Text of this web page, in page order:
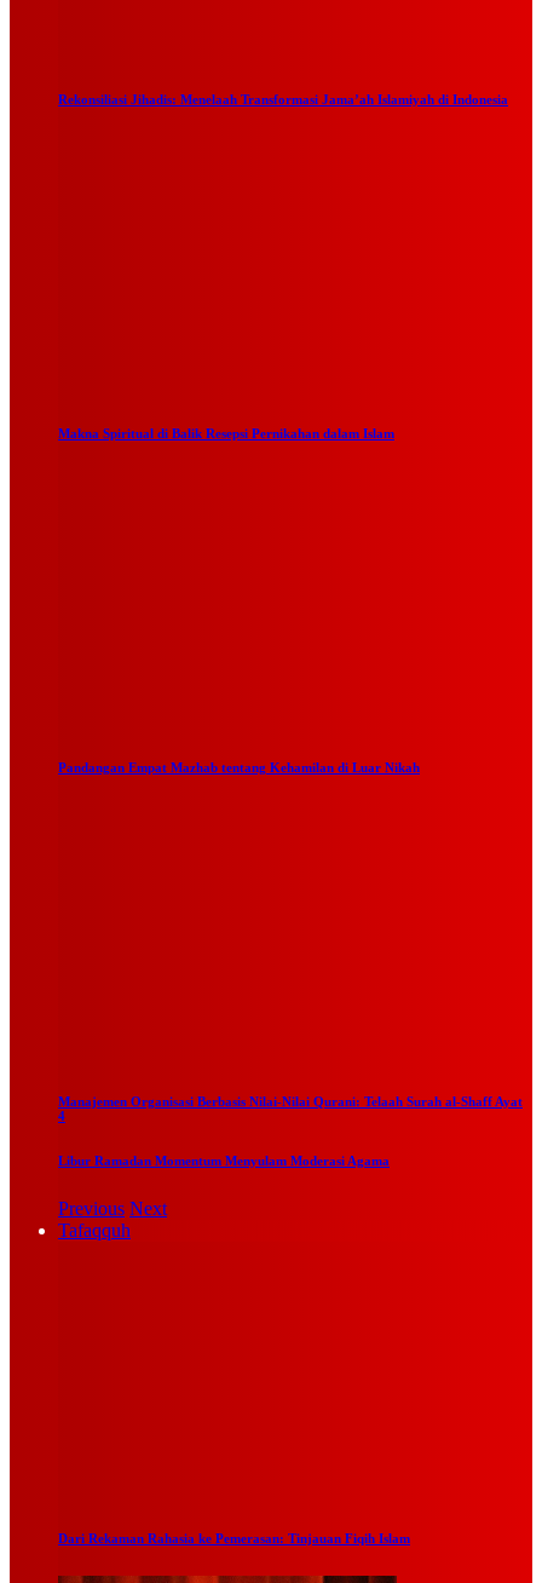
Rekonsiliasi Jihadis: Menelaah Transformasi Jama’ah Islamiyah di Indonesia
Makna Spiritual di Balik Resepsi Pernikahan dalam Islam
Pandangan Empat Mazhab tentang Kehamilan di Luar Nikah
Manajemen Organisasi Berbasis Nilai-Nilai Qurani: Telaah Surah al-Shaff Ayat
4
Libur Ramadan Momentum Menyulam Moderasi Agama
Previous Next
Tafaqquh
Dari Rekaman Rahasia ke Pemerasan: Tinjauan Fiqih Islam